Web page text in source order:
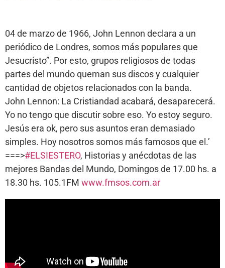
04 de marzo de 1966, John Lennon declara a un
periódico de Londres, somos más populares que
Jesucristo”. Por esto, grupos religiosos de todas
partes del mundo queman sus discos y cualquier
cantidad de objetos relacionados con la banda.
John Lennon: La Cristiandad acabará, desaparecerá.
Yo no tengo que discutir sobre eso. Yo estoy seguro.
Jesús era ok, pero sus asuntos eran demasiado
simples. Hoy nosotros somos más famosos que el.’
===>#ELSIESTERO, Historias y anécdotas de las
mejores Bandas del Mundo, Domingos de 17.00 hs. a
18.30 hs. 105.1FM www.fmsos.com.ar